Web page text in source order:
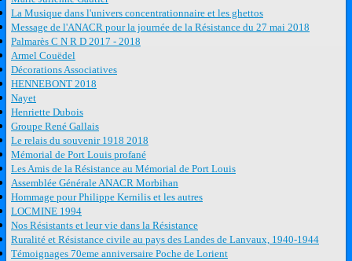
La Musique dans l'univers concentrationnaire et les ghettos
Message de l'ANACR pour la journée de la Résistance du 27 mai 2018
Palmarès C N R D 2017 - 2018
Armel Couëdel
Décorations Associatives
HENNEBONT 2018
Nayet
Henriette Dubois
Groupe René Gallais
Le relais du souvenir 1918 2018
Mémorial de Port Louis profané
Les Amis de la Résistance au Mémorial de Port Louis
Assemblée Générale ANACR Morbihan
Hommage pour Philippe Kernilis et les autres
LOCMINE 1994
Nos Résistants et leur vie dans la Résistance
Ruralité et Résistance civile au pays des Landes de Lanvaux, 1940-1944
Témoignages 70eme anniversaire Poche de Lorient